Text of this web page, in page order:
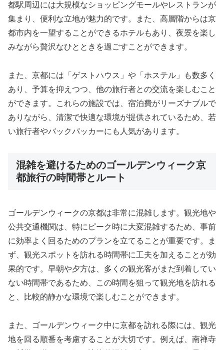
都駅周辺には大規模なショッピングモールやレストランが
集まり、便利な立地が魅力的です。また、高層階からは京
都市内を一望することができるホテルもあり、夜景を楽し
みながら贅沢なひとときを過ごすことができます。
また、京都には「ゲストハウス」や「ホステル」も数多く
あり、予算を抑えつつ、他の旅行者との交流を楽しむこと
ができます。これらの施設では、宿泊費がリーズナブルで
ありながら、清潔で快適な環境が提供されているため、若
い旅行者やバックパッカーにも人気があります。
混雑を避けるためのゴールデンウィーク京
都旅行の時間帯とルート
ゴールデンウィークの京都は非常に混雑します。観光地や
公共交通機関は、特にピーク時に大変混雑するため、事前
に効率よく回るためのプランを立てることが重要です。ま
ず、観光スポットを訪れる時間帯に工夫を加えることが効
果的です。早朝や夕方は、多くの観光客がまだ到着してい
ない時間帯であるため、この時間を狙って観光地を訪れる
と、比較的静かな環境で楽しむことができます。
また、ゴールデンウィーク中に京都を訪れる際には、観光
地を回る順番を考慮することが大切です。例えば、南禅寺